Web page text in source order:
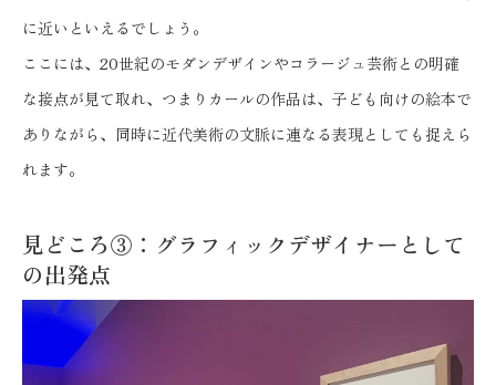
に近いといえるでしょう。
ここには、20世紀のモダンデザインやコラージュ芸術との明確
な接点が見て取れ、つまりカールの作品は、子ども向けの絵本で
ありながら、同時に近代美術の文脈に連なる表現としても捉えら
れます。
見どころ③：グラフィックデザイナーとして
の出発点